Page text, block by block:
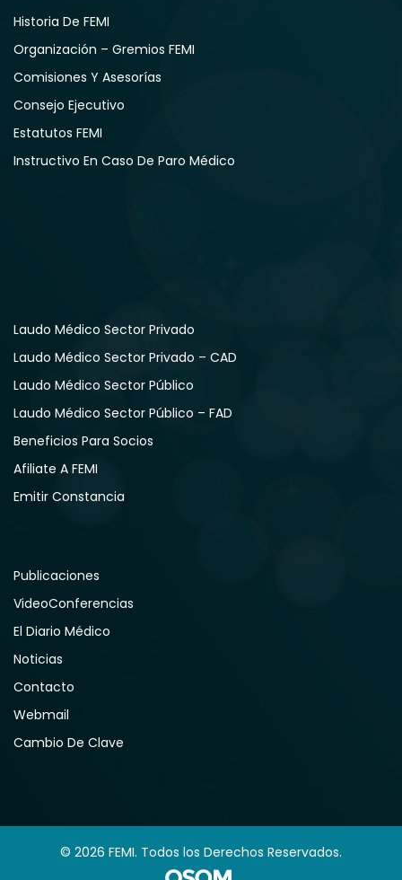
Historia De FEMI
Organización – Gremios FEMI
Comisiones Y Asesorías
Consejo Ejecutivo
Estatutos FEMI
Instructivo En Caso De Paro Médico
Laudo Médico Sector Privado
Laudo Médico Sector Privado – CAD
Laudo Médico Sector Público
Laudo Médico Sector Público – FAD
Beneficios Para Socios
Afiliate A FEMI
Emitir Constancia
Publicaciones
VideoConferencias
El Diario Médico
Noticias
Contacto
Webmail
Cambio De Clave
© 2026 FEMI. Todos los Derechos Reservados.